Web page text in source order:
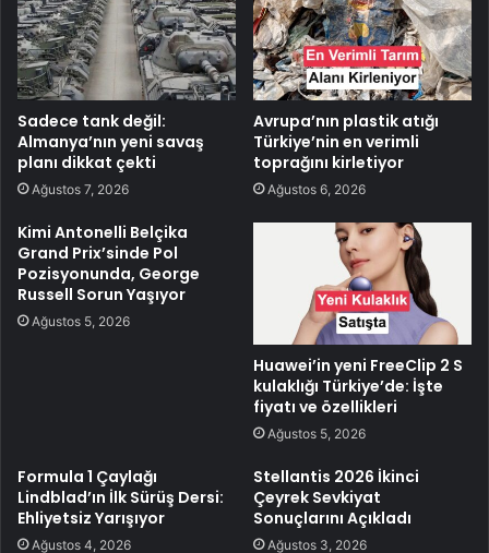
Sadece tank değil:
Almanya’nın yeni savaş
planı dikkat çekti
Ağustos 7, 2026
Avrupa’nın plastik atığı
Türkiye’nin en verimli
toprağını kirletiyor
Ağustos 6, 2026
Kimi Antonelli Belçika
Grand Prix’sinde Pol
Pozisyonunda, George
Russell Sorun Yaşıyor
Ağustos 5, 2026
Huawei’in yeni FreeClip 2 S
kulaklığı Türkiye’de: İşte
fiyatı ve özellikleri
Ağustos 5, 2026
Formula 1 Çaylağı
Lindblad’ın İlk Sürüş Dersi:
Ehliyetsiz Yarışıyor
Ağustos 4, 2026
Stellantis 2026 İkinci
Çeyrek Sevkiyat
Sonuçlarını Açıkladı
Ağustos 3, 2026